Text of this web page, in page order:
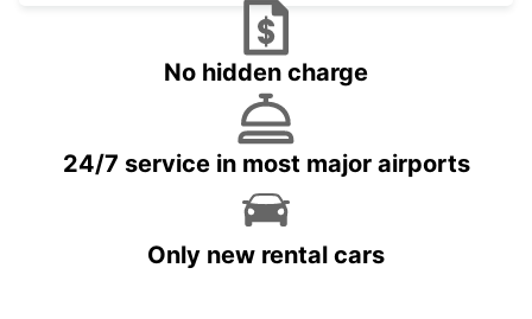
No hidden charge
24/7 service in most major airports
Only new rental cars